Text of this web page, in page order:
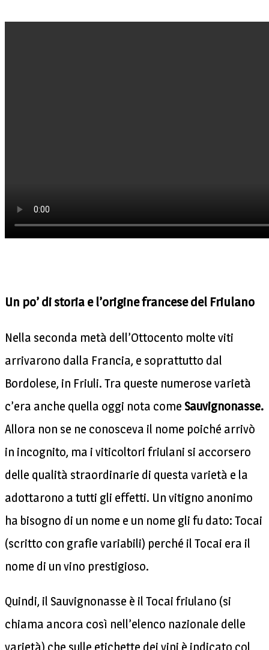
Un po’ di storia e l’origine francese del Friulano
Nella seconda metà dell’Ottocento molte viti
arrivarono dalla Francia, e soprattutto dal
Bordolese, in Friuli. Tra queste numerose varietà
c’era anche quella oggi nota come Sauvignonasse.
Allora non se ne conosceva il nome poiché arrivò
in incognito, ma i viticoltori friulani si accorsero
delle qualità straordinarie di questa varietà e la
adottarono a tutti gli effetti. Un vitigno anonimo
ha bisogno di un nome e un nome gli fu dato: Tocai
(scritto con grafie variabili) perché il Tocai era il
nome di un vino prestigioso.
Quindi, il Sauvignonasse è il Tocai friulano (si
chiama ancora così nell’elenco nazionale delle
varietà) che sulle etichette dei vini è indicato col